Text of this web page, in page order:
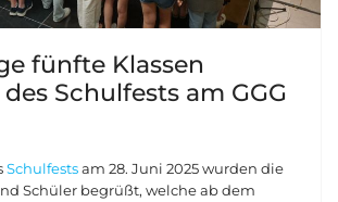
fünfte Klassen
Schulfests am GGG
Schulfestsam 28. Juni 2025 wurden die
Schüler begrüßt, welche ab dem